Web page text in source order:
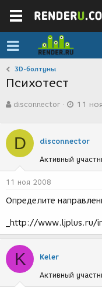
3D-болтуны
Психотест
в
о
р
т
е
м
ы
disconnector
а
с
з
д
и
11
D disconnector
Активный
11 ноя 2008
Определите
_http://
K Keler
Активный